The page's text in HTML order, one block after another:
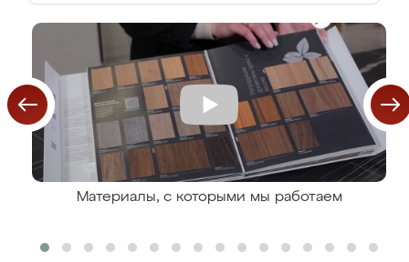
Материалы, с которыми мы работаем